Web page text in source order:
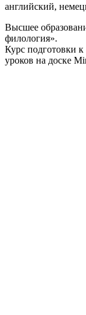
английский,
Высшее
филология».
Курс подготовки
уроков на доске